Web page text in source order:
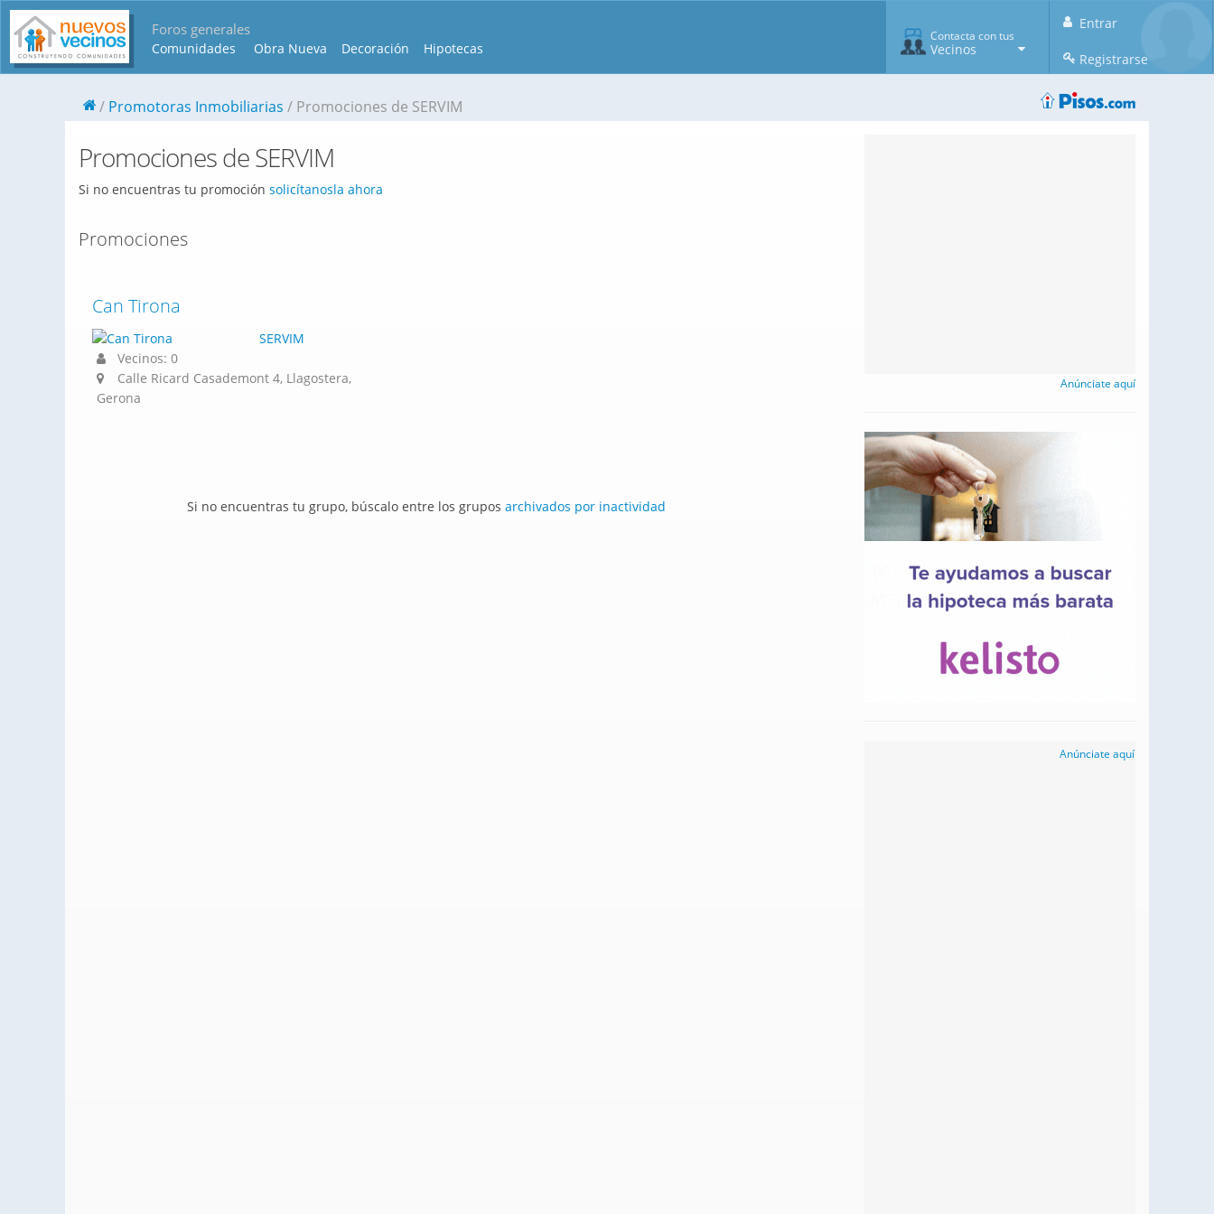
Foros generales
Comunidades Obra Nueva Decoración Hipotecas
Entrar
Registrarse
Contacta con tus
Vecinos
Promotoras Inmobiliarias Promociones de SERVIM
Promociones de SERVIM
Si no encuentras tu promoción solicítanosla ahora
Promociones
Can Tirona
SERVIM
Vecinos: 0
Calle Ricard Casademont 4, Llagostera,
Gerona
Si no encuentras tu grupo, búscalo entre los grupos archivados por inactividad
Anúnciate aquí
Anúnciate aquí